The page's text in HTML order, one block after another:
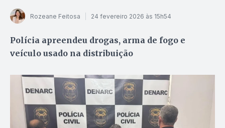
Rozeane Feitosa 24 fevereiro 2026 às 15h54
Polícia apreendeu drogas, arma de fogo e
veículo usado na distribuição